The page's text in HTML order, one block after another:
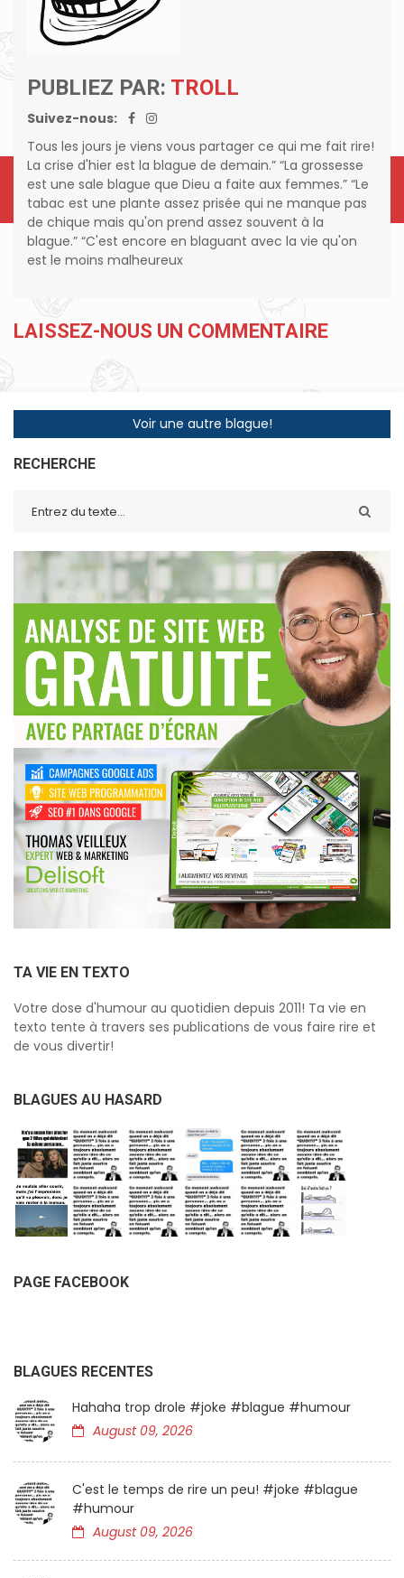
PUBLIEZ PAR: TROLL
Suivez-nous:
Tous les jours je viens vous partager ce qui me fait rire!
La crise d'hier est la blague de demain.” “La grossesse
est une sale blague que Dieu a faite aux femmes.” “Le
tabac est une plante assez prisée qui ne manque pas
de chique mais qu'on prend assez souvent à la
blague.” “C'est encore en blaguant avec la vie qu'on
est le moins malheureux
LAISSEZ-NOUS UN COMMENTAIRE
Voir une autre blague!
RECHERCHE
TA VIE EN TEXTO
Votre dose d'humour au quotidien depuis 2011! Ta vie en
texto tente à travers ses publications de vous faire rire et
de vous divertir!
BLAGUES AU HASARD
PAGE FACEBOOK
BLAGUES RECENTES
Hahaha trop drole #joke #blague #humour
August 09, 2026
C'est le temps de rire un peu! #joke #blague
#humour
August 09, 2026